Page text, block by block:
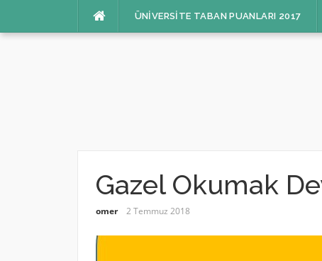
ÜNIVERSITE TABAN PUANLARI 2017
Gazel Okumak
omer 2 Temmuz 2018